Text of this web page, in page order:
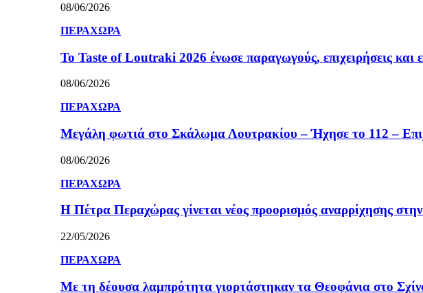
08/06/2026
ΠΕΡΑΧΩΡΑ
Το Taste of Loutraki 2026 ένωσε παραγωγούς, επιχειρήσεις και
08/06/2026
ΠΕΡΑΧΩΡΑ
Μεγάλη φωτιά στο Σκάλωμα Λουτρακίου – Ήχησε το 112 –
08/06/2026
ΠΕΡΑΧΩΡΑ
Η Πέτρα Περαχώρας γίνεται νέος προορισμός αναρρίχησης
22/05/2026
ΠΕΡΑΧΩΡΑ
Με τη δέουσα λαμπρότητα γιορτάστηκαν τα Θεοφάνια στο